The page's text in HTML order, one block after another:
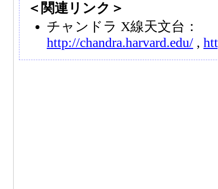
＜関連リンク＞
チャンドラ X線天文台：
http://chandra.harvard.edu/ ,